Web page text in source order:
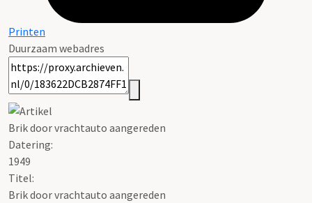
Printen
Duurzaam webadres
Brik door vrachtauto aangereden
Datering:
1949
Titel:
Brik door vrachtauto aangereden